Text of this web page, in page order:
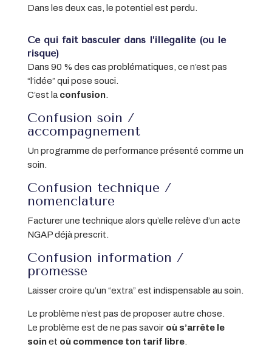
Dans les deux cas, le potentiel est perdu.
Ce qui fait basculer dans l’illégalité (ou le
risque)
Dans 90 % des cas problématiques, ce n’est pas
“l’idée” qui pose souci.
C’est la confusion.
Confusion soin /
accompagnement
Un programme de performance présenté comme un
soin.
Confusion technique /
nomenclature
Facturer une technique alors qu’elle relève d’un acte
NGAP déjà prescrit.
Confusion information /
promesse
Laisser croire qu’un “extra” est indispensable au soin.
Le problème n’est pas de proposer autre chose.
Le problème est de ne pas savoir où s’arrête le
soinet où commence ton tarif libre.